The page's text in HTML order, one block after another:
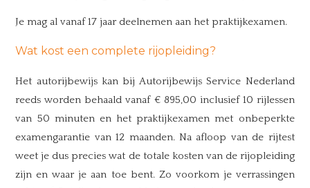
Je mag al vanaf 17 jaar deelnemen aan het praktijkexamen.
Wat kost een complete rijopleiding?
Het autorijbewijs kan bij Autorijbewijs Service Nederland
reeds worden behaald vanaf € 895,00 inclusief 10 rijlessen
van 50 minuten en het praktijkexamen met onbeperkte
examengarantie van 12 maanden. Na afloop van de rijtest
weet je dus precies wat de totale kosten van de rijopleiding
zijn en waar je aan toe bent. Zo voorkom je verrassingen